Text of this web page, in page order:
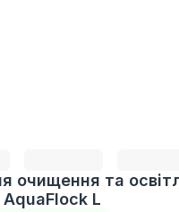
очищення та
L